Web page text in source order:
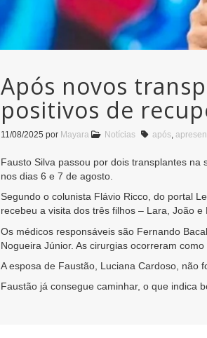
Após novos
positivos de
11/08/2025 por Mayara Notícias após,
Fausto Silva passou por dois transplantes
nos dias 6 e 7 de agosto.
Segundo o colunista Flávio Ricco, do portal
recebeu a visita dos três filhos – Lara, João e
Os médicos responsáveis são Fernando
Nogueira Júnior. As cirurgias ocorreram como
A esposa de Faustão, Luciana Cardoso, não
Faustão já consegue caminhar, o que indica